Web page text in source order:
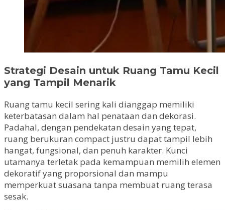
Strategi Desain untuk Ruang Tamu Kecil
yang Tampil Menarik
Ruang tamu kecil sering kali dianggap memiliki
keterbatasan dalam hal penataan dan dekorasi.
Padahal, dengan pendekatan desain yang tepat,
ruang berukuran compact justru dapat tampil lebih
hangat, fungsional, dan penuh karakter. Kunci
utamanya terletak pada kemampuan memilih elemen
dekoratif yang proporsional dan mampu
memperkuat suasana tanpa membuat ruang terasa
sesak.